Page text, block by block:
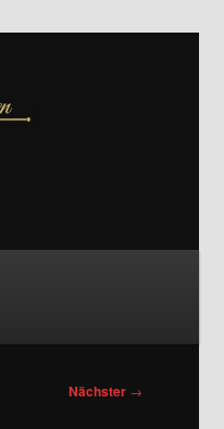
Nächster →